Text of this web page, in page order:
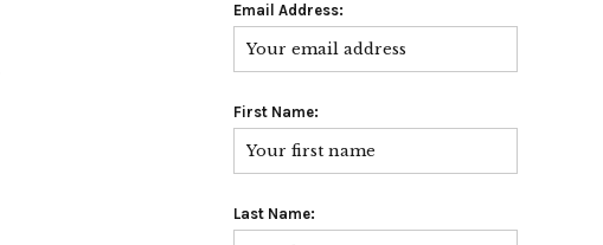
Email Address:
First Name:
Last Name: